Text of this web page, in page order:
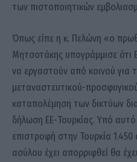
των πιστοποιητικών
Όπως είπε η κ. Πελώνη «ο
Μητσοτάκης υπογράμμισε ότι
να εργαστούν από κοινού για
μεταναστευτικού-
καταπολέμηση των δικτύων
δήλωση ΕΕ-Τουρκίας. Υπό
επιστροφή στην Τουρκία
ασύλου έχει απορριφθεί θα